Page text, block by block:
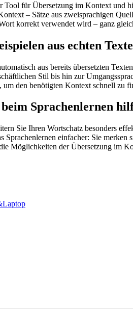
für Übersetzung im Kontext und
– Sätze aus zweisprachigen
korrekt verwendet wird – ganz
aus echten
aus bereits übersetzten
Stil bis hin zur
den benötigten Kontext schnell zu
Sprachenlernen
Sie Ihren Wortschatz besonders
Sprachenlernen einfacher: Sie
Möglichkeiten der Übersetzung im